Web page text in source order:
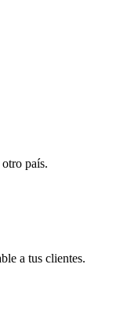
país.
a tus clientes.